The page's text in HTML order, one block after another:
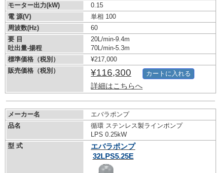
モーター出力(kW)
0.15
電 源(V)
単相 100
周波数(Hz)
60
要 目
吐出量-揚程
20L/min-9.4m
70L/min-5.3m
標準価格（税別）
¥217,000
販売価格（税別）
¥116,300
詳細はこちらへ
カートに入れる
メーカー名
エバラポンプ
品名
循環 ステンレス製ラインポンプ
LPS 0.25kW
型 式
エバラポンプ
32LPS5.25E